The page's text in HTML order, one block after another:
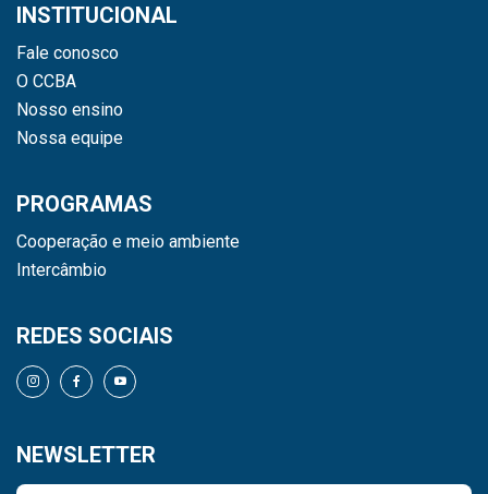
INSTITUCIONAL
Fale conosco
O CCBA
Nosso ensino
Nossa equipe
PROGRAMAS
Cooperação e meio ambiente
Intercâmbio
REDES SOCIAIS
NEWSLETTER